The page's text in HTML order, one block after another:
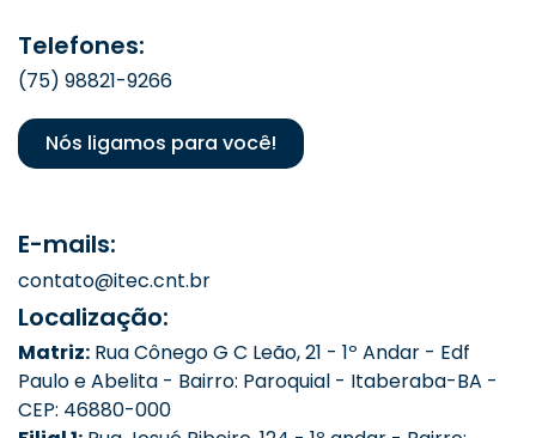
Telefones:
(75) 98821-9266
Nós ligamos para você!
E-mails:
contato@itec.cnt.br
Localização:
Matriz: Rua Cônego G C Leão, 21 - 1º Andar - Edf
Paulo e Abelita - Bairro: Paroquial - Itaberaba-BA -
CEP: 46880-000